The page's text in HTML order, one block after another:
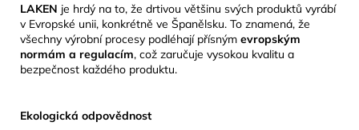
LAKEN je hrdý na to, že drtivou většinu svých produktů vyrábí
v Evropské unii, konkrétně ve Španělsku. To znamená, že
všechny výrobní procesy podléhají přísným evropským
normám a regulacím, což zaručuje vysokou kvalitu a
bezpečnost každého produktu.
Ekologická odpovědnost